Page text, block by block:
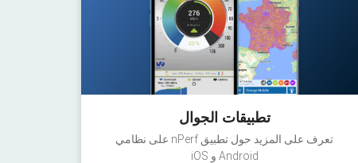
تطبيقات الجوال
تعرف على المزيد حول تطبيق nPerf على نظامي
Android و iOS